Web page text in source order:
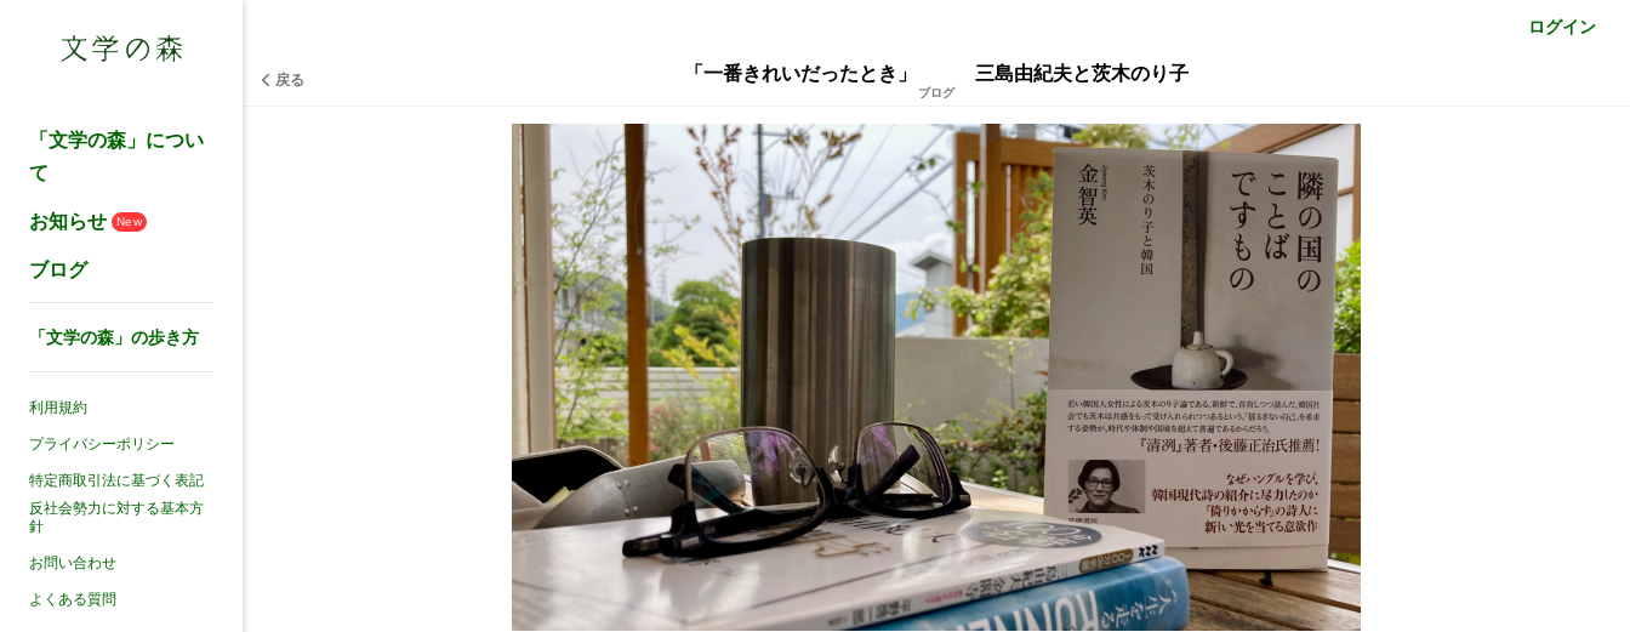
ログイン
「文学の森」につい
て
お知らせ
New
ブログ
「文学の森」の歩き方
利用規約
プライバシーポリシー
特定商取引法に基づく表記
反社会勢力に対する基本方
針
お問い合わせ
よくある質問
戻る 「一番きれいだったとき」 三島由紀夫と茨木のり子
ブログ